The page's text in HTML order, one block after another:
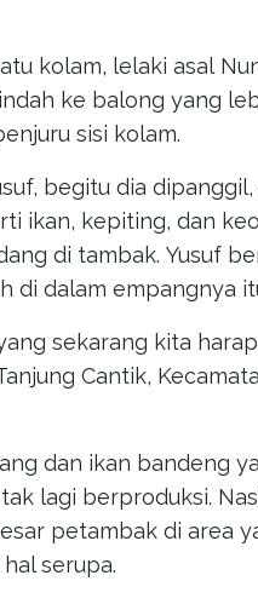
kolam, lelaki asal
ke balong yang
sisi kolam.
begitu dia
ikan, kepiting, dan
di tambak. Yusuf
di dalam empangnya
sekarang kita
Cantik,
dan ikan bandeng
lagi berproduksi.
petambak di area
serupa.